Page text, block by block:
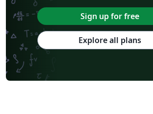
Sign up for free
Explore all plans